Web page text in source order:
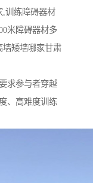
,训练障碍器材
米障碍器材多
墙矮墙哪家甘肃
求参与者穿越
、高难度训练